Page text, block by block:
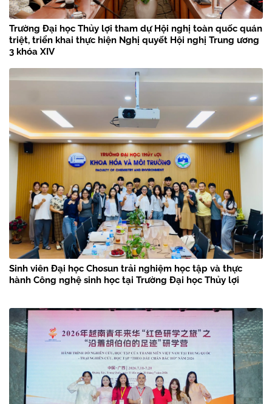
Trường Đại học Thủy lợi tham dự Hội nghị toàn quốc quán
triệt, triển khai thực hiện Nghị quyết Hội nghị Trung ương
3 khóa XIV
Sinh viên Đại học Chosun trải nghiệm học tập và thực
hành Công nghệ sinh học tại Trường Đại học Thủy lợi